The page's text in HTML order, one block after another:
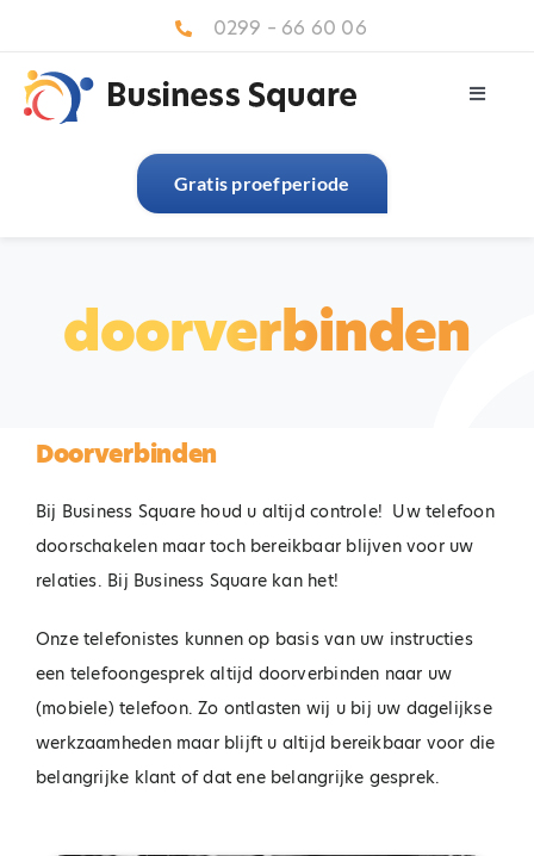
inhoud
0299 – 66 60 06
Toggle
Brancheoplossingen
Contact
Gratis proefperiode
doorverbinden
Doorverbinden
Bij Business Square houd u altijd controle! Uw telefoon
doorschakelen maar toch bereikbaar blijven voor uw
relaties. Bij Business Square kan het!
Onze telefonistes kunnen op basis van uw instructies
een telefoongesprek altijd doorverbinden naar uw
(mobiele) telefoon. Zo ontlasten wij u bij uw dagelijkse
werkzaamheden maar blijft u altijd bereikbaar voor die
belangrijke klant of dat ene belangrijke gesprek.